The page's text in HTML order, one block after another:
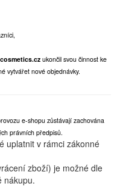
ukončil svou činnost ke
vytvářet nové objednávky.
e-shopu zůstávají zachována
právních předpisů.
uplatnit v rámci zákonné
zboží) je možné dle
nákupu.